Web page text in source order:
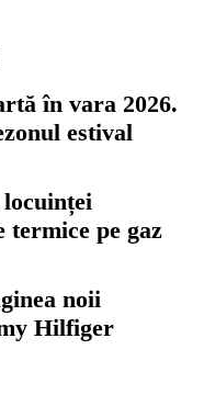
în vara 2026.
estival
termice pe gaz
noii
Hilfiger